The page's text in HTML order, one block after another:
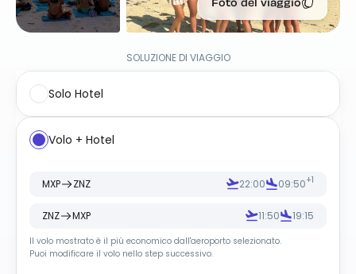
SOLUZIONE DI VIAGGIO
Solo Hotel
Volo + Hotel
MXP ZNZ 22:00 09:50+1
ZNZ MXP 11:50 19:15
Il volo mostrato è il più economico dall'aeroporto selezionato.
Puoi modificare il volo nello step successivo.